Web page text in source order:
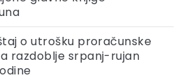
o utrošku proračunske
razdoblje srpanj-rujan